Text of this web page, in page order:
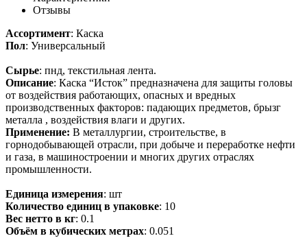
Отзывы
Ассортимент: Каска
Пол: Универсальный
Сырье: пнд, текстильная лента.
Описание: Каска “Исток” предназначена для защиты головы
от воздействия работающих, опасных и вредных
производственных факторов: падающих предметов, брызг
металла , воздействия влаги и других.
Применение: В металлургии, строительстве, в
горнодобывающей отрасли, при добыче и переработке нефти
и газа, в машиностроении и многих других отраслях
промышленности.
Единица измерения: шт
Количество единиц в упаковке: 10
Вес нетто в кг: 0.1
Объём в кубических метрах: 0.051